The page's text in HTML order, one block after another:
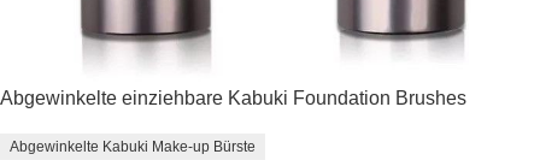
Abgewinkelte einziehbare Kabuki Foundation Brushes
Abgewinkelte Kabuki Make-up Bürste